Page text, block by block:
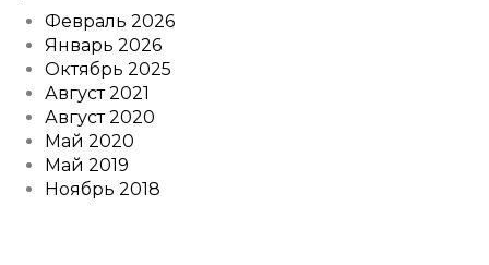
Февраль 2026
Январь 2026
Октябрь 2025
Август 2021
Август 2020
Май 2020
Май 2019
Ноябрь 2018